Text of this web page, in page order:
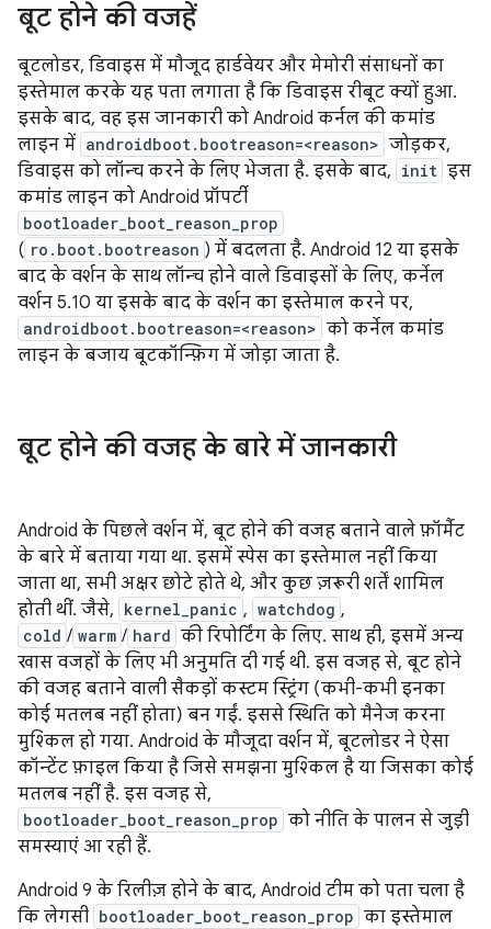
बूट होने की वजहें
बूटलोडर, डिवाइस में मौजूद हार्डवेयर और मेमोरी संसाधनों का
इस्तेमाल करके यह पता लगाता है कि डिवाइस रीबूट क्यों हुआ.
इसके बाद, वह इस जानकारी को Android कर्नल की कमांड
लाइन में androidboot.bootreason=<reason> जोड़कर,
डिवाइस को लॉन्च करने के लिए भेजता है. इसके बाद, init इस
कमांड लाइन को Android प्रॉपर्टी
bootloader_boot_reason_prop
( ro.boot.bootreason ) में बदलता है. Android 12 या इसके
बाद के वर्शन के साथ लॉन्च होने वाले डिवाइसों के लिए, कर्नेल
वर्शन 5.10 या इसके बाद के वर्शन का इस्तेमाल करने पर,
androidboot.bootreason=<reason> को कर्नेल कमांड
लाइन के बजाय बूटकॉन्फ़िग में जोड़ा जाता है.
बूट होने की वजह के बारे में जानकारी
Android के पिछले वर्शन में, बूट होने की वजह बताने वाले फ़ॉर्मैट
के बारे में बताया गया था. इसमें स्पेस का इस्तेमाल नहीं किया
जाता था, सभी अक्षर छोटे होते थे, और कुछ ज़रूरी शर्तें शामिल
होती थीं. जैसे, kernel_panic , watchdog ,
cold / warm / hard की रिपोर्टिंग के लिए. साथ ही, इसमें अन्य
खास वजहों के लिए भी अनुमति दी गई थी. इस वजह से, बूट होने
की वजह बताने वाली सैकड़ों कस्टम स्ट्रिंग (कभी-कभी इनका
कोई मतलब नहीं होता) बन गईं. इससे स्थिति को मैनेज करना
मुश्किल हो गया. Android के मौजूदा वर्शन में, बूटलोडर ने ऐसा
कॉन्टेंट फ़ाइल किया है जिसे समझना मुश्किल है या जिसका कोई
मतलब नहीं है. इस वजह से,
bootloader_boot_reason_prop को नीति के पालन से जुड़ी
समस्याएं आ रही हैं.
Android 9 के रिलीज़ होने के बाद, Android टीम को पता चला है
कि लेगसी bootloader_boot_reason_prop का इस्तेमाल